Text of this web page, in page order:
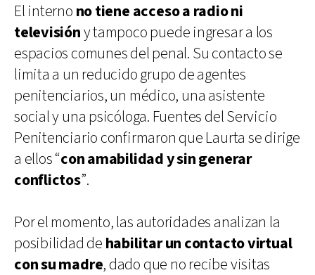
El interno no tiene acceso a radio ni
televisióny tampoco puede ingresar a los
espacios comunes del penal. Su contacto se
limita a un reducido grupo de agentes
penitenciarios, un médico, una asistente
social y una psicóloga. Fuentes del Servicio
Penitenciario confirmaron que Laurta se dirige
a ellos “con amabilidad y sin generar
conflictos”.
Por el momento, las autoridades analizan la
posibilidad de habilitar un contacto virtual
con su madre, dado que no recibe visitas